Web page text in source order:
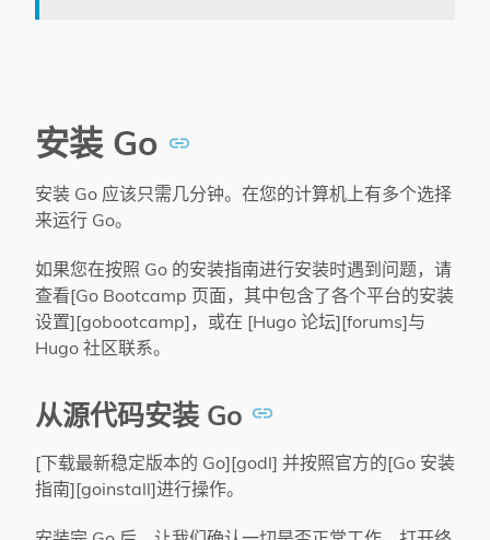
安装 Go
安装 Go 应该只需几分钟。在您的计算机上有多个选择
来运行 Go。
如果您在按照 Go 的安装指南进行安装时遇到问题，请
查看[Go Bootcamp 页面，其中包含了各个平台的安装
设置][gobootcamp]，或在 [Hugo 论坛][forums]与
Hugo 社区联系。
从源代码安装 Go
[下载最新稳定版本的 Go][godl] 并按照官方的[Go 安装
指南][goinstall]进行操作。